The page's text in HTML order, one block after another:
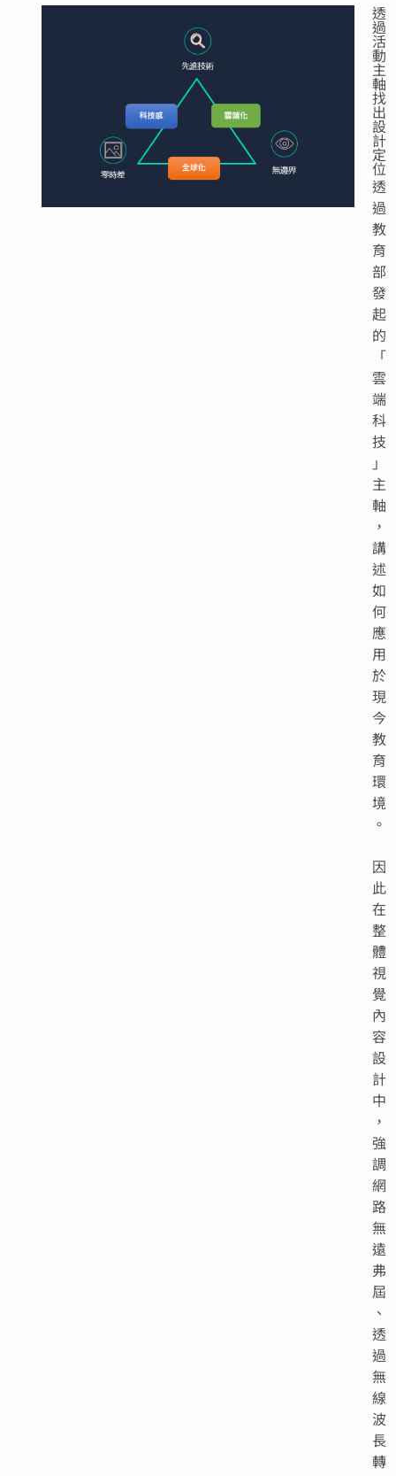
透
過
活
動
主
軸
找
出
設
計
定
位
透
過
教
育
部
發
起
的
「
雲
端
科
技
」
主
軸
，
講
述
如
何
應
用
於
現
今
教
育
環
境
。
因
此
在
整
體
視
覺
內
容
設
計
中
，
強
調
網
路
無
遠
弗
屆
、
透
過
無
線
波
長
轉